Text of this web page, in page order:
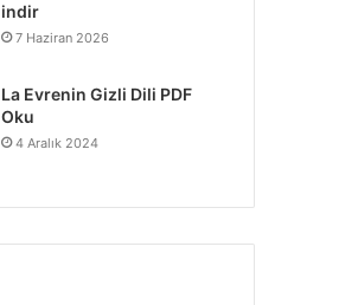
indir
7 Haziran 2026
La Evrenin Gizli Dili PDF
Oku
4 Aralık 2024